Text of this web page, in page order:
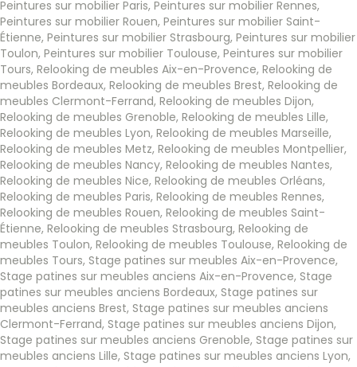
Peintures sur mobilier Paris, Peintures sur mobilier Rennes,
Peintures sur mobilier Rouen, Peintures sur mobilier Saint-
Étienne, Peintures sur mobilier Strasbourg, Peintures sur mobilier
Toulon, Peintures sur mobilier Toulouse, Peintures sur mobilier
Tours, Relooking de meubles Aix-en-Provence, Relooking de
meubles Bordeaux, Relooking de meubles Brest, Relooking de
meubles Clermont-Ferrand, Relooking de meubles Dijon,
Relooking de meubles Grenoble, Relooking de meubles Lille,
Relooking de meubles Lyon, Relooking de meubles Marseille,
Relooking de meubles Metz, Relooking de meubles Montpellier,
Relooking de meubles Nancy, Relooking de meubles Nantes,
Relooking de meubles Nice, Relooking de meubles Orléans,
Relooking de meubles Paris, Relooking de meubles Rennes,
Relooking de meubles Rouen, Relooking de meubles Saint-
Étienne, Relooking de meubles Strasbourg, Relooking de
meubles Toulon, Relooking de meubles Toulouse, Relooking de
meubles Tours, Stage patines sur meubles Aix-en-Provence,
Stage patines sur meubles anciens Aix-en-Provence, Stage
patines sur meubles anciens Bordeaux, Stage patines sur
meubles anciens Brest, Stage patines sur meubles anciens
Clermont-Ferrand, Stage patines sur meubles anciens Dijon,
Stage patines sur meubles anciens Grenoble, Stage patines sur
meubles anciens Lille, Stage patines sur meubles anciens Lyon,